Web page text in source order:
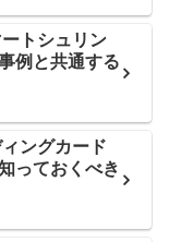
ートシュリン
例と共通する
ングカード
っておくべき